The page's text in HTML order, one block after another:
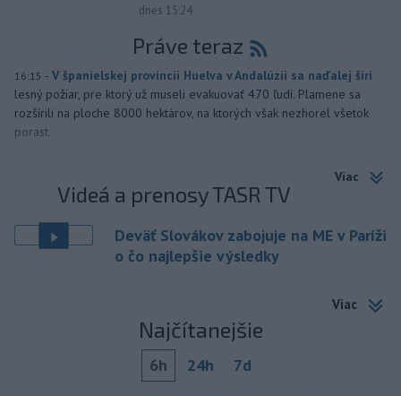
dnes 15:24
Práve teraz
16:15 - V španielskej provincii Huelva v Andalúzii sa naďalej šíri
lesný požiar, pre ktorý už museli evakuovať 470 ľudí. Plamene sa
rozšírili na ploche 8000 hektárov, na ktorých však nezhorel všetok
porast.
Viac
Videá a prenosy TASR TV
Deväť Slovákov zabojuje na ME v Paríži
o čo najlepšie výsledky
Viac
Najčítanejšie
6h 24h 7d